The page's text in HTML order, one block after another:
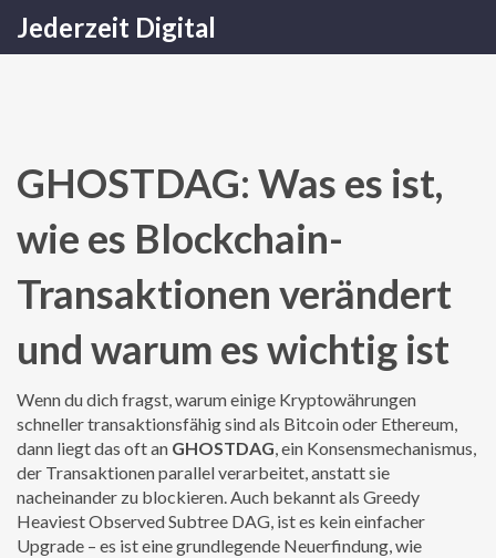
Jederzeit Digital
GHOSTDAG: Was es ist,
wie es Blockchain-
Transaktionen verändert
und warum es wichtig ist
Wenn du dich fragst, warum einige Kryptowährungen
schneller transaktionsfähig sind als Bitcoin oder Ethereum,
dann liegt das oft an GHOSTDAG,ein Konsensmechanismus,
der Transaktionen parallel verarbeitet, anstatt sie
nacheinander zu blockieren. Auch bekannt als Greedy
Heaviest Observed Subtree DAG, ist es kein einfacher
Upgrade – es ist eine grundlegende Neuerfindung, wie